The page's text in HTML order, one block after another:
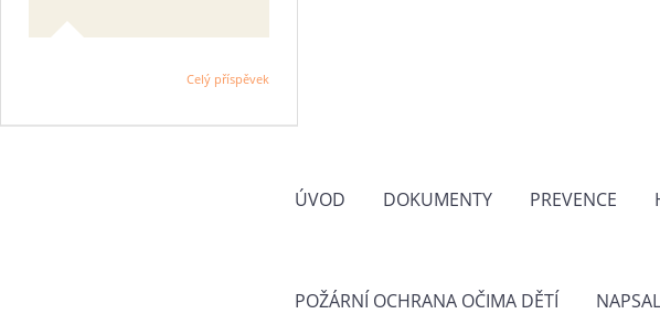
Celý příspěvek
ÚVOD DOKUMENTY PREVENCE
POŽÁRNÍ OCHRANA OČIMA DĚTÍ